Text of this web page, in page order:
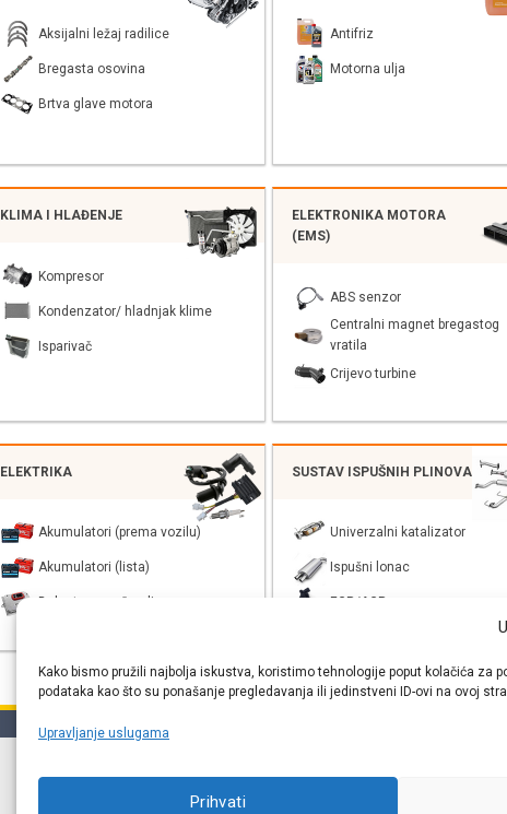
Kako bismo pružili najbolja iskustva, koristimo tehnologije poput kolačića za
podataka kao što su ponašanje pregledavanja ili jedinstveni ID-ovi na ovoj
Upravljanje uslugama
Prihvati
Aksijalni ležaj radilice
Bregasta osovina
Brtva glave motora
Antifriz
Motorna ulja
KLIMA I HLAĐENJE
Kompresor
Kondenzator/ hladnjak klime
Isparivač
ELEKTRONIKA MOTORA
(EMS)
ABS senzor
Centralni magnet bregastog
vratila
Crijevo turbine
ELEKTRIKA
Akumulatori (prema vozilu)
Akumulatori (lista)
Balast xenon žarulje
SUSTAV ISPUŠNIH PLINOVA
Univerzalni katalizator
Ispušni lonac
EGR/AGR
Online webshop autodijelova- Auto Krešo - preko 200
proizvođača rezervnih dijelova za sve vrste i tipove osobnih